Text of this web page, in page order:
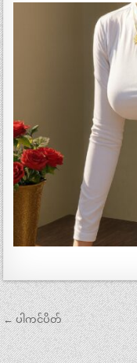
Post
navigation
← ပါကင်ပိတ်